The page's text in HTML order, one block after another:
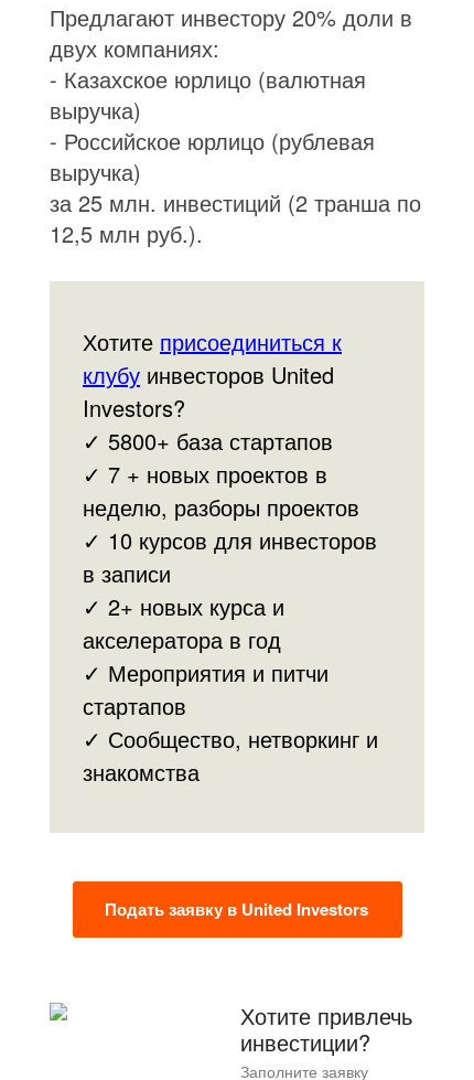
Предлагают инвестору 20% доли в
двух компаниях:
- Казахское юрлицо (валютная
выручка)
- Российское юрлицо (рублевая
выручка)
за 25 млн. инвестиций (2 транша по
12,5 млн руб.).
Хотите присоединиться к
клубу инвесторов United
Investors?
✓ 5800+ база стартапов
✓ 7 + новых проектов в
неделю, разборы проектов
✓ 10 курсов для инвесторов
в записи
✓ 2+ новых курса и
акселератора в год
✓ Мероприятия и питчи
стартапов
✓ Сообщество, нетворкинг и
знакомства
Подать заявку в United Investors
Хотите привлечь
инвестиции?
Заполните заявку